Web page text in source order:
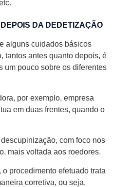
DA DEDETIZAÇÃO
alguns cuidados básicos
tantos antes quanto depois, é
um pouco sobre os diferentes
por exemplo, empresa
em duas frentes, quando o
com foco nos
mais voltada aos roedores.
procedimento efetuado trata
corretiva, ou seja,